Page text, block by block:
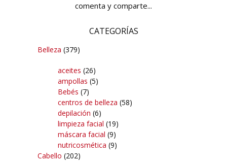
comenta y comparte...
CATEGORÍAS
Belleza (379)
aceites (26)
ampollas (5)
Bebés (7)
centros de belleza (58)
depilación (6)
limpieza facial (19)
máscara facial (9)
nutricosmética (9)
Cabello (202)